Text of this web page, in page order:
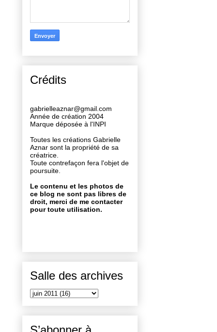
Crédits
gabrielleaznar@gmail.com
Année de création 2004
Marque déposée à l'INPI
Toutes les créations Gabrielle
Aznar sont la propriété de sa
créatrice.
Toute contrefaçon fera l'objet de
poursuite.
Le contenu et les photos de
ce blog ne sont pas libres de
droit, merci de me contacter
pour toute utilisation.
Salle des archives